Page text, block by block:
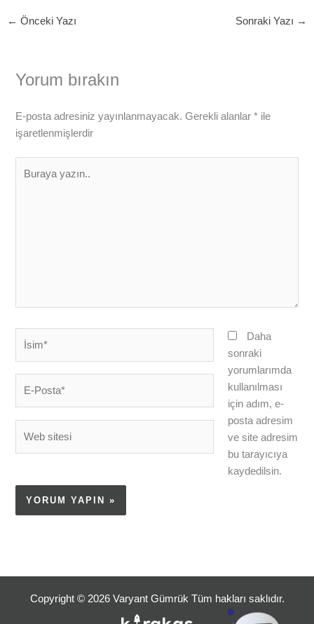
← Önceki Yazı Sonraki Yazı →
Yorum bırakın
E-posta adresiniz yayınlanmayacak. Gerekli alanlar* ile
işaretlenmişlerdir
yazın..
Daha
sonraki
yorumlarımda
kullanılması
için adım, e-
posta adresim
ve site adresim
bu tarayıcıya
kaydedilsin.
Copyright © 2026 Varyant Gümrük Tüm hakları saklıdır.